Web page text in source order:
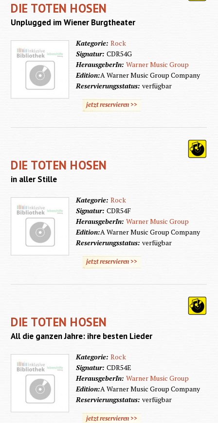
DIE TOTEN HOSEN
Unplugged im Wiener Burgtheater
Kategorie:Rock
Signatur:CDR54G
HerausgeberIn:Warner Music Group
Edition:A Warner Music Group Company
Reservierungsstatus:verfügbar
jetzt reservieren >>
DIE TOTEN HOSEN
in aller Stille
Kategorie:Rock
Signatur:CDR54F
HerausgeberIn:Warner Music Group
Edition:A Warner Music Group Company
Reservierungsstatus:verfügbar
jetzt reservieren >>
DIE TOTEN HOSEN
All die ganzen Jahre: ihre besten Lieder
Kategorie:Rock
Signatur:CDR54E
HerausgeberIn:Warner Music Group
Edition:A Warner Music Group Company
Reservierungsstatus:verfügbar
jetzt reservieren >>